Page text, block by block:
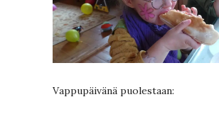
Vappupäivänä puolestaan: